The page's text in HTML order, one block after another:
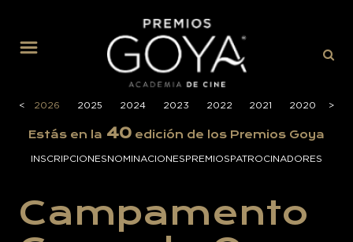
< 2026 2025 2024 2023 2022 2021 2020 >
Estás en la 40 edición de los Premios Goya
INSCRIPCIONESNOMINACIONESPREMIOSPATROCINADORES
Campamento